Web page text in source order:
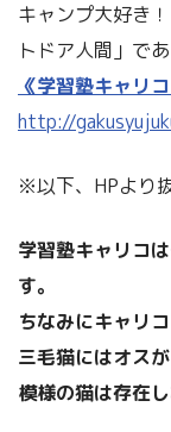
キャンプ大好き
トドア人間」で
《学習塾キャリコ
http://
※以下、HPより
学習塾キャリコ
す。
ちなみにキャリ
三毛猫にはオス
模様の猫は存在